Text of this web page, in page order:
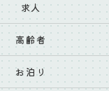
求人
高齢者
お泊り